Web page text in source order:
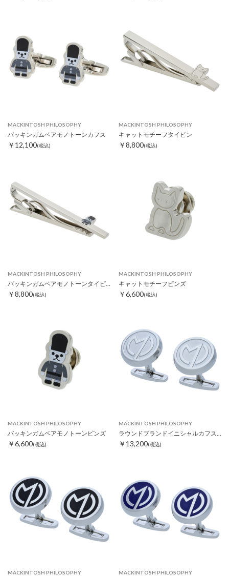
MACKINTOSH PHILOSOPHY
バッキンガムベアモノトーンカフス
￥12,100(税込)
MACKINTOSH PHILOSOPHY
キャットモチーフタイピン
￥8,800(税込)
MACKINTOSH PHILOSOPHY
バッキンガムベアモノトーンタイピン
￥8,800(税込)
MACKINTOSH PHILOSOPHY
キャットモチーフピンズ
￥6,600(税込)
MACKINTOSH PHILOSOPHY
バッキンガムベアモノトーンピンズ
￥6,600(税込)
MACKINTOSH PHILOSOPHY
￥13,200(税込)
MACKINTOSH PHILOSOPHY MACKINTOSH PHILOSOPHY